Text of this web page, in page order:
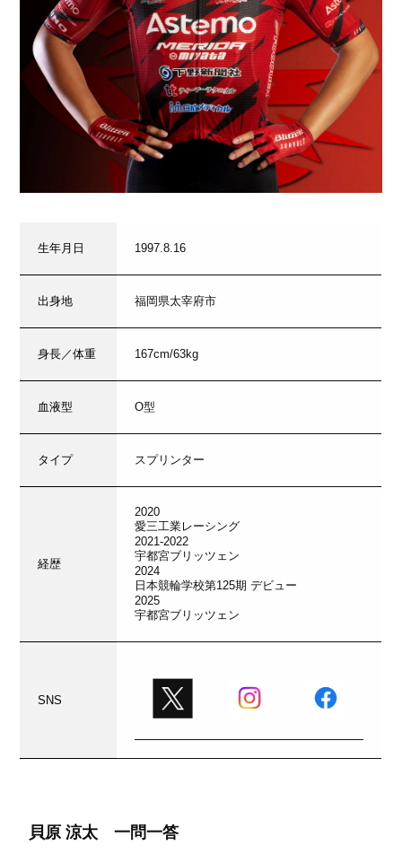
生年月日 1997.8.16
出身地 福岡県太宰府市
身長／体重 167cm/63kg
血液型 O型
タイプ スプリンター
経歴
2020
愛三工業レーシング
2021-2022
宇都宮ブリッツェン
2024
日本競輪学校第125期 デビュー
2025
宇都宮ブリッツェン
SNS
貝原 涼太 一問一答